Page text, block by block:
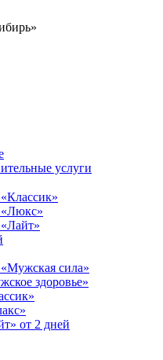
услуги
«Люкс»
сила»
здоровье»
от 2 дней